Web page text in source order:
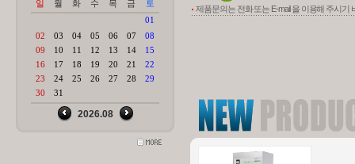
제품문의는 전화 또는 E-mail 을 이용해 주시기
Assistant Module 6000
(펌..